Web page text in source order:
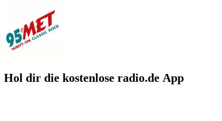
Hol dir die kostenlose radio.de App